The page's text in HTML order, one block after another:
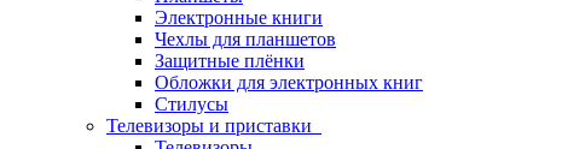
Электронные книги
Чехлы для планшетов
Защитные плёнки
Обложки для электронных книг
Стилусы
Телевизоры и приставки